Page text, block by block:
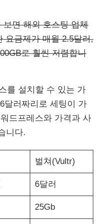
보면 해외 호스팅 업체
요금제가 매월 2.5달러,
로 훨씬 저렴합니
를 설치할 수 있는 가
달러짜리로 세팅이 가
드프레스와 가격과 사
니다.
벌쳐(Vultr)
6달러
25Gb